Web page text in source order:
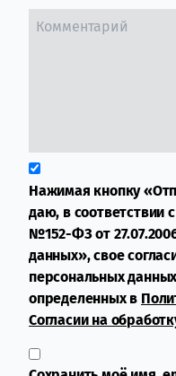
Нажимая кнопку
даю, в соответствии
№152-ФЗ от
данных», свое
персональных
определенных в
Согласии на